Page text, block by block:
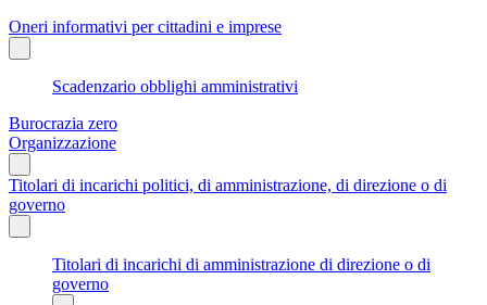
Oneri informativi per cittadini e imprese
Scadenzario obblighi amministrativi
Burocrazia zero
Organizzazione
Titolari di incarichi politici, di amministrazione, di direzione o di
governo
Titolari di incarichi di amministrazione di direzione o di
governo